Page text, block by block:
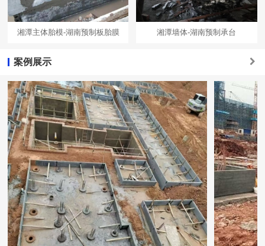
湘潭主体胎模-湖南预制板胎膜 湘潭墙体-湖南预制承台
案例展示